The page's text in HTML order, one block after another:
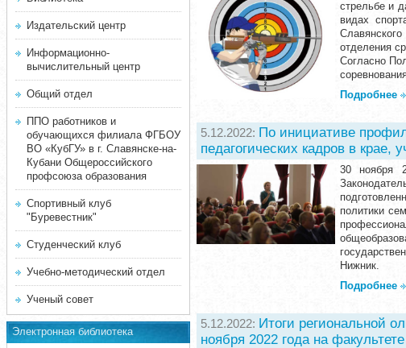
Издательский центр
Информационно-
вычислительный центр
Общий отдел
ППО работников и
обучающихся филиала ФГБОУ
ВО «КубГУ» в г. Славянске-на-
Кубани Общероссийского
профсоюза образования
Спортивный клуб
"Буревестник"
Студенческий клуб
Учебно-методический отдел
Ученый совет
Электронная библиотека
стрельбе и
видах
отделения
Согласно
Подробнее
5.12.2022: По инициативе
педагогических кадров в
30 ноября
политики
Нижник.
Подробнее
5.12.2022: Итоги региональной
ноября 2022 года на